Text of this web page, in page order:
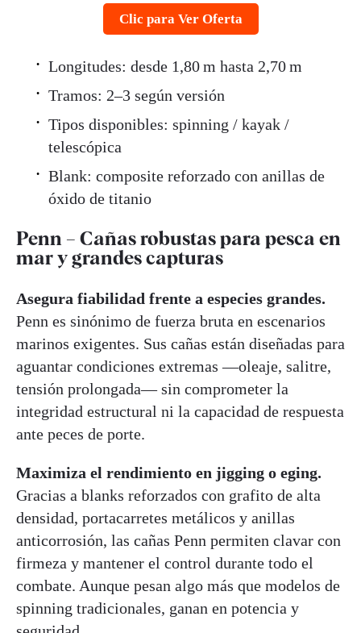
Clic para Ver Oferta
Longitudes: desde 1,80 m hasta 2,70 m
Tramos: 2–3 según versión
Tipos disponibles: spinning / kayak /
telescópica
Blank: composite reforzado con anillas de
óxido de titanio
Penn – Cañas robustas para pesca en
mar y grandes capturas
Asegura fiabilidad frente a especies grandes.
Penn es sinónimo de fuerza bruta en escenarios
marinos exigentes. Sus cañas están diseñadas para
aguantar condiciones extremas —oleaje, salitre,
tensión prolongada— sin comprometer la
integridad estructural ni la capacidad de respuesta
ante peces de porte.
Maximiza el rendimiento en jigging o eging.
Gracias a blanks reforzados con grafito de alta
densidad, portacarretes metálicos y anillas
anticorrosión, las cañas Penn permiten clavar con
firmeza y mantener el control durante todo el
combate. Aunque pesan algo más que modelos de
spinning tradicionales, ganan en potencia y